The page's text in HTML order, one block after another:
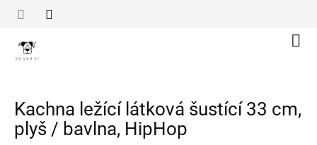
Kachna ležící látková šustící 33 cm,
plyš / bavlna, HipHop